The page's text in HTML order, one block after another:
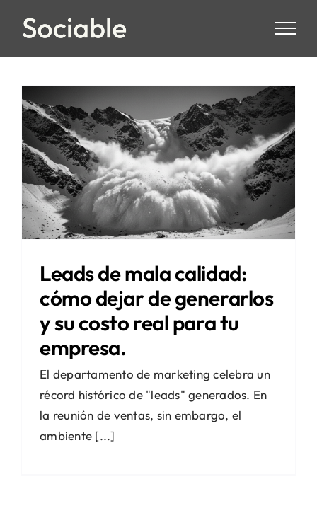
Leads de mala calidad:
cómo dejar de generarlos
y su costo real para tu
empresa.
El departamento de marketing celebra un
récord histórico de "leads" generados. En
la reunión de ventas, sin embargo, el
ambiente [...]